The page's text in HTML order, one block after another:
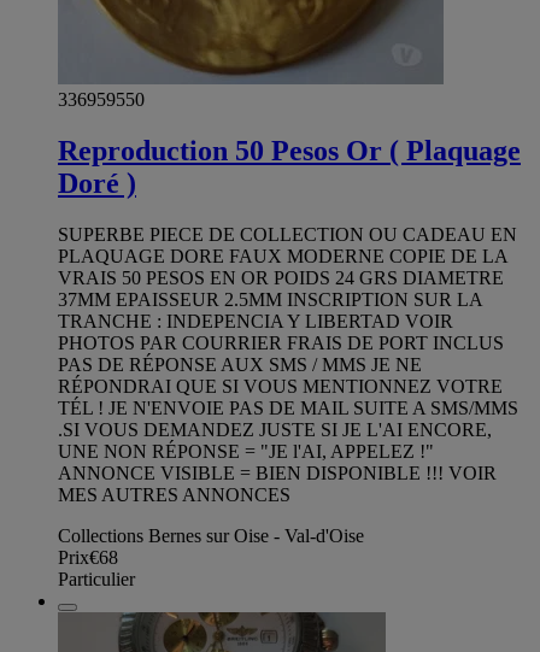
336959550
Reproduction 50 Pesos Or ( Plaquage
Doré )
SUPERBE PIECE DE COLLECTION OU CADEAU EN
PLAQUAGE DORE FAUX MODERNE COPIE DE LA
VRAIS 50 PESOS EN OR POIDS 24 GRS DIAMETRE
37MM EPAISSEUR 2.5MM INSCRIPTION SUR LA
TRANCHE : INDEPENCIA Y LIBERTAD VOIR
PHOTOS PAR COURRIER FRAIS DE PORT INCLUS
PAS DE RÉPONSE AUX SMS / MMS JE NE
RÉPONDRAI QUE SI VOUS MENTIONNEZ VOTRE
TÉL ! JE N'ENVOIE PAS DE MAIL SUITE A SMS/MMS
.SI VOUS DEMANDEZ JUSTE SI JE L'AI ENCORE,
UNE NON RÉPONSE = "JE l'AI, APPELEZ !"
ANNONCE VISIBLE = BIEN DISPONIBLE !!! VOIR
MES AUTRES ANNONCES
Collections Bernes sur Oise - Val-d'Oise
Prix€68
Particulier